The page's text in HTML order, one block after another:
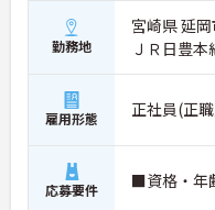
勤務地
宮崎県 延
ＪＲ日豊
雇用形態 正社員(正
応募要件 ■資格・年